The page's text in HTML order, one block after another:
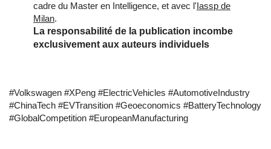
cadre du Master en Intelligence, et avec l'Iassp de
Milan.
La responsabilité de la publication incombe
exclusivement aux auteurs individuels
#Volkswagen #XPeng #ElectricVehicles #AutomotiveIndustry
#ChinaTech #EVTransition #Geoeconomics #BatteryTechnology
#GlobalCompetition #EuropeanManufacturing